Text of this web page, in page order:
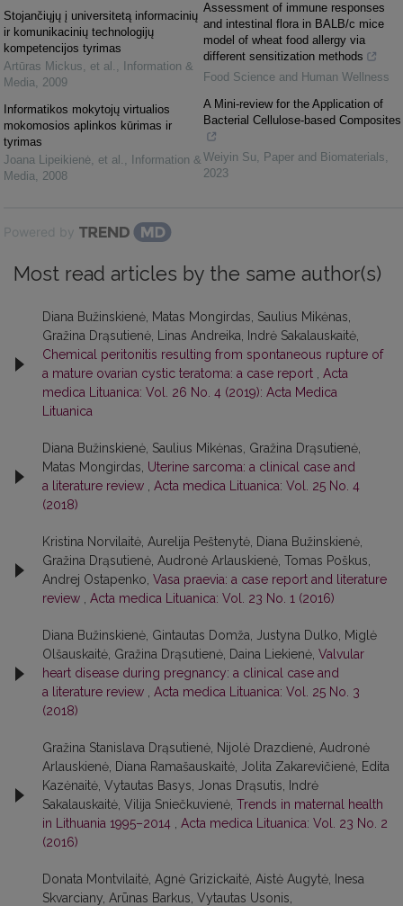
Stojančiųjų į universitetą informacinių
ir komunikacinių technologijų
kompetencijos tyrimas
Artūras Mickus, et al. ,
Information &
Media, 2009
Informatikos mokytojų virtualios
mokomosios aplinkos kūrimas ir
tyrimas
Joana Lipeikienė, et al. ,
Information &
Media, 2008
Assessment of immune responses
and intestinal flora in BALB/c mice
model of wheat food allergy via
different sensitization methods
Food Science and Human Wellness
A Mini-review for the Application of
Bacterial Cellulose-based Composites
Weiyin Su, Paper and Biomaterials,
2023
Powered by
Most read articles by the same author(s)
Diana Bužinskienė, Matas Mongirdas, Saulius Mikėnas,
Gražina Drąsutienė, Linas Andreika, Indrė Sakalauskaitė,
Chemical peritonitis resulting from spontaneous rupture of
a mature ovarian cystic teratoma: a case report
Acta
medica Lituanica: Vol. 26 No. 4 (2019): Acta Medica
Lituanica
Diana Bužinskienė, Saulius Mikėnas, Gražina Drąsutienė,
Matas Mongirdas, Uterine sarcoma: a clinical case and
a literature review
Acta medica Lituanica: Vol. 25 No. 4
(2018)
Kristina Norvilaitė, Aurelija Peštenytė, Diana Bužinskienė,
Gražina Drąsutienė, Audronė Arlauskienė, Tomas Poškus,
Andrej Ostapenko, Vasa praevia: a case report and literature
review
Acta medica Lituanica: Vol. 23 No. 1 (2016)
Diana Bužinskienė, Gintautas Domža, Justyna Dulko, Miglė
Olšauskaitė, Gražina Drąsutienė, Daina Liekienė, Valvular
heart disease during pregnancy: a clinical case and
a literature review
Acta medica Lituanica: Vol. 25 No. 3
(2018)
Gražina Stanislava Drąsutienė, Nijolė Drazdienė, Audronė
Arlauskienė, Diana Ramašauskaitė, Jolita Zakarevičienė, Edita
Kazėnaitė, Vytautas Basys, Jonas Drąsutis, Indrė
Sakalauskaitė, Vilija Sniečkuvienė, Trends in maternal health
in Lithuania 1995–2014
Acta medica Lituanica: Vol. 23 No. 2
(2016)
Donata Montvilaitė, Agnė Grizickaitė, Aistė Augytė, Inesa
Skvarciany, Arūnas Barkus, Vytautas Usonis,